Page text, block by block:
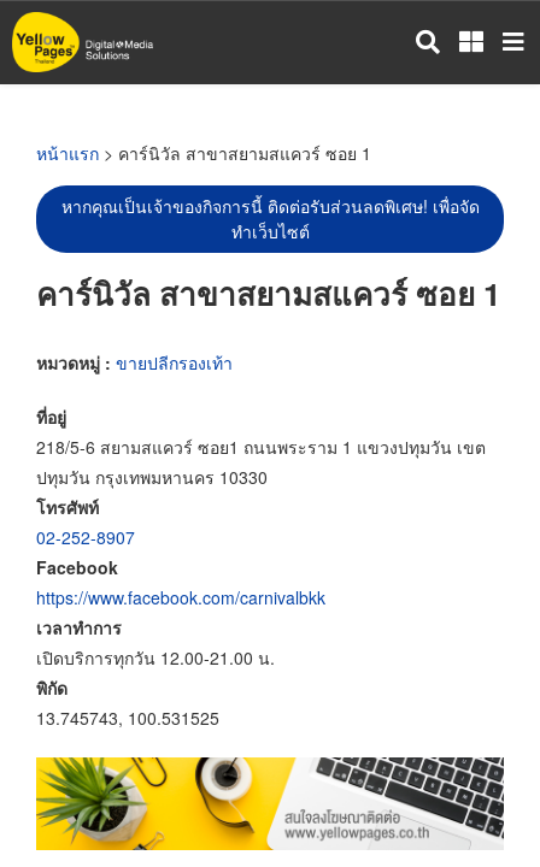
ข้าม
ไป
หน้าแรก > คาร์นิวัล สาขาสยามสแควร์ ซอย 1
หากคุณเป็นเจ้าของกิจการนี้ ติดต่อรับส่วนลดพิเศษ! เพื่อจัด
ทำเว็บไซต์
คาร์นิวัล สาขาสยามสแควร์ ซอย 1
หมวดหมู่ : ขายปลีกรองเท้า
ที่อยู่
218/5-6 สยามสแควร์ ซอย1 ถนนพระราม 1 แขวงปทุมวัน เขต
ปทุมวัน กรุงเทพมหานคร 10330
โทรศัพท์
02-252-8907
Facebook
https://www.facebook.com/carnivalbkk
เวลาทำการ
เปิดบริการทุกวัน 12.00-21.00 น.
พิกัด
13.745743, 100.531525